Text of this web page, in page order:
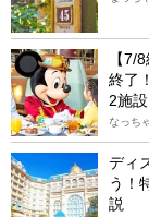
【7/
終了
2施設
なっち
ディ
う！
説